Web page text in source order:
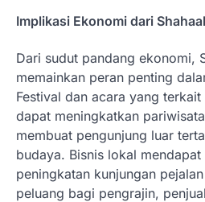
Implikasi Ekonomi dari
Dari sudut pandang ekonomi,
memainkan peran penting
Festival dan acara yang terkait
dapat meningkatkan
membuat pengunjung luar
budaya. Bisnis lokal
peningkatan kunjungan
peluang bagi pengrajin,